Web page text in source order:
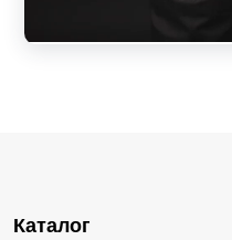
Каталог